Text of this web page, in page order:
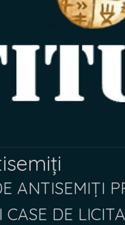
ANTISEMIȚI
DE